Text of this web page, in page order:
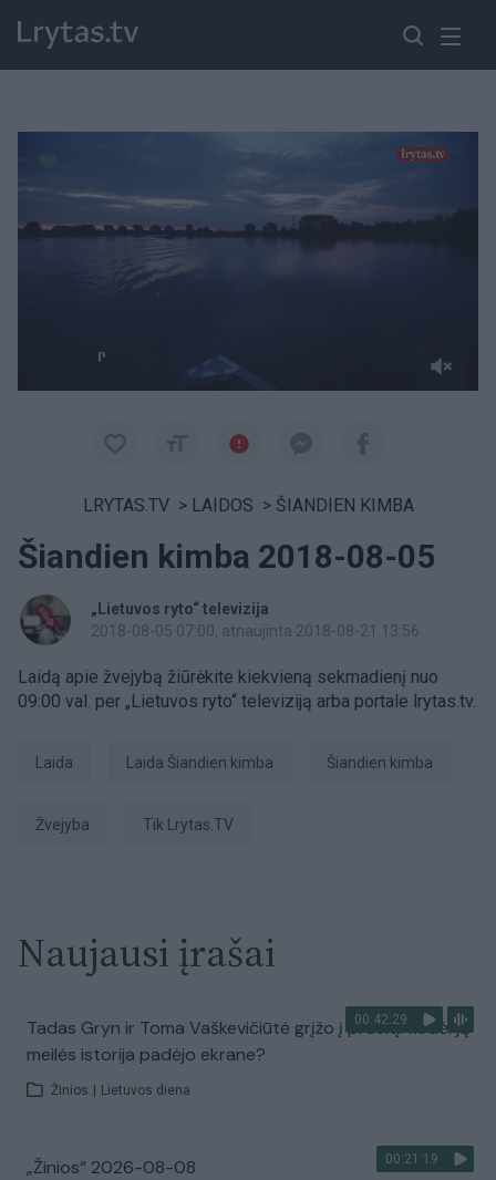
LRYTAS.TV > LAIDOS > ŠIANDIEN KIMBA
Šiandien kimba 2018-08-05
„Lietuvos ryto“ televizija
2018-08-05 07:00, atnaujinta 2018-08-21 13:56
Laidą apie žvejybą žiūrėkite kiekvieną sekmadienį nuo
09:00 val. per „Lietuvos ryto“ televiziją arba portale lrytas.tv.
laida laida Šiandien kimba šiandien kimba
Žvejyba tik Lrytas.TV
Naujausi įrašai
00:42:29
Tadas Gryn ir Toma Vaškevičiūtė grįžo į praeitį: kodėl jų
meilės istorija padėjo ekrane?
Žinios Lietuvos diena
00:21:19
„Žinios“ 2026-08-08